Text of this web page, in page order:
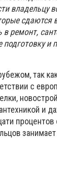
владельцу
сдаются
ремонт,
и
так
с
и